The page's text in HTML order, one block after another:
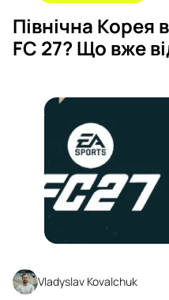
Північна Корея
FC 27? Що вже
Vladyslav Kovalchuk